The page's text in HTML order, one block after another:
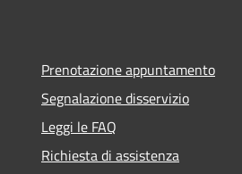
Prenotazione appuntamento
Segnalazione disservizio
Leggi le FAQ
Richiesta di assistenza